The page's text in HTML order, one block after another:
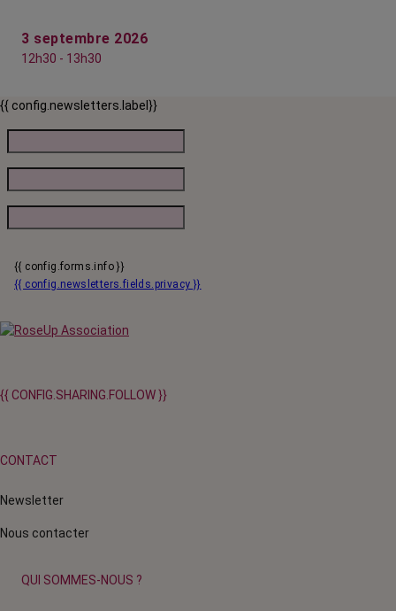
3 septembre 2026
12h30 - 13h30
{{ config.newsletters.label}}
{{ config.forms.info }}
{{ config.newsletters.fields.privacy }}
{{ CONFIG.SHARING.FOLLOW }}
CONTACT
Newsletter
Nous contacter
QUI SOMMES-NOUS ?